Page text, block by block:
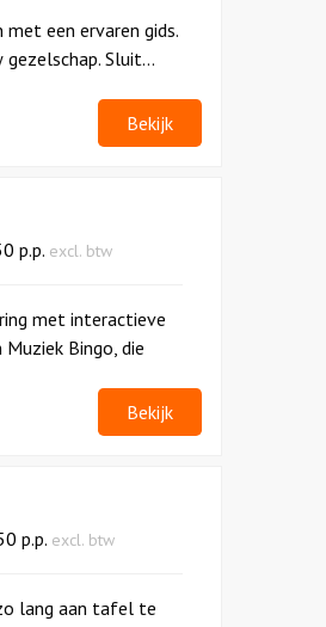
een ervaren gids.
Sluit...
Bekijk
p.p. excl. btw
met interactieve
Bingo, die
Bekijk
p.p. excl. btw
lang aan tafel te